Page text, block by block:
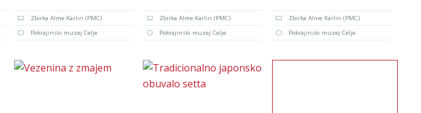
Zbirka Alme Karlin (PMC)
Pokrajinski muzej Celje
Zbirka Alme Karlin (PMC)
Pokrajinski muzej Celje
Zbirka Alme Karlin (PMC)
Pokrajinski muzej Celje